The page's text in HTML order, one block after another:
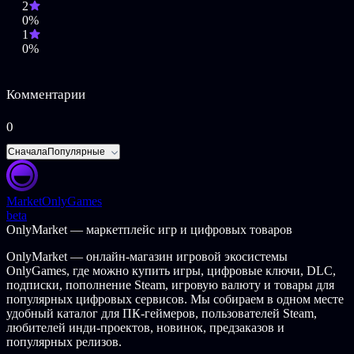
©2016 Thunder Lotus Games. Все права защищены. Jotun и
Thunder Lotus Games являются торговыми марками Thunder
Lotus Games в США и других странах.
2
0%
1
0%
Комментарии
0
СначалаПопулярные
MarketOnlyGames
beta
OnlyMarket — маркетплейс игр и цифровых товаров
OnlyMarket — онлайн-магазин игровой экосистемы
OnlyGames, где можно купить игры, цифровые ключи, DLC,
подписки, пополнение Steam, игровую валюту и товары для
популярных цифровых сервисов. Мы собираем в одном месте
удобный каталог для ПК-геймеров, пользователей Steam,
любителей инди-проектов, новинок, предзаказов и
популярных релизов.